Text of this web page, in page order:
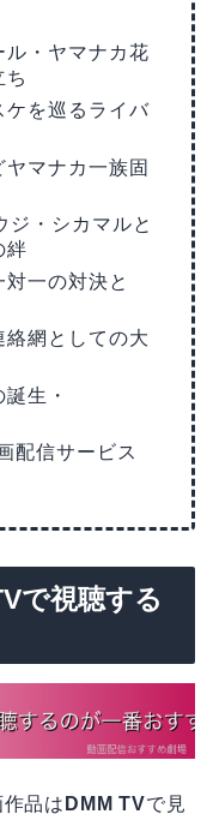
ル・ヤマナカ花
ち
ケを巡るライバ
マナカ一族固
ジ・シカマルと
絆
一の対決と
網としての大
生・
配信サービス
で視聴する
品は DMM TVで見